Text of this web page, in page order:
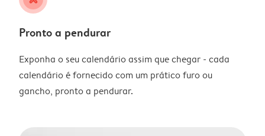
Pronto a pendurar
Exponha o seu calendário assim que chegar - cada
calendário é fornecido com um prático furo ou
gancho, pronto a pendurar.